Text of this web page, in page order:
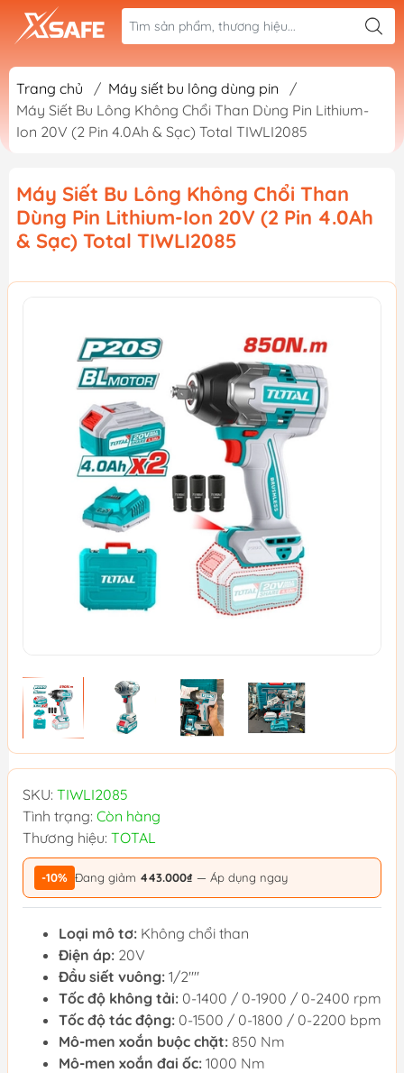
Trang chủ / Máy siết bu lông dùng pin
/
Máy Siết Bu Lông Không Chổi Than Dùng Pin Lithium-
Ion 20V (2 Pin 4.0Ah & Sạc) Total TIWLI2085
Máy Siết Bu Lông Không Chổi Than
Dùng Pin Lithium-Ion 20V (2 Pin 4.0Ah
& Sạc) Total TIWLI2085
SKU: TIWLI2085
Tình trạng: Còn hàng
Thương hiệu: TOTAL
-10% Đang giảm 443.000₫ — Áp dụng ngay
Loại mô tơ: Không chổi than
Điện áp: 20V
Đầu siết vuông: 1/2""
Tốc độ không tải: 0-1400 / 0-1900 / 0-2400 rpm
Tốc độ tác động: 0-1500 / 0-1800 / 0-2200 bpm
Mô-men xoắn buộc chặt: 850 Nm
Mô-men xoắn đai ốc: 1000 Nm